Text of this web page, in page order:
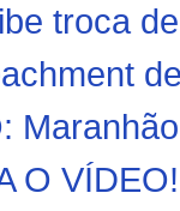
troca
O